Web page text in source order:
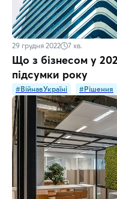
29 грудня 2022 7 хв.
Що з бізнесом у
підсумки року
#ВійнавУкраїні #Рішення